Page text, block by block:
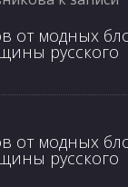
от модных
русского
от модных
русского